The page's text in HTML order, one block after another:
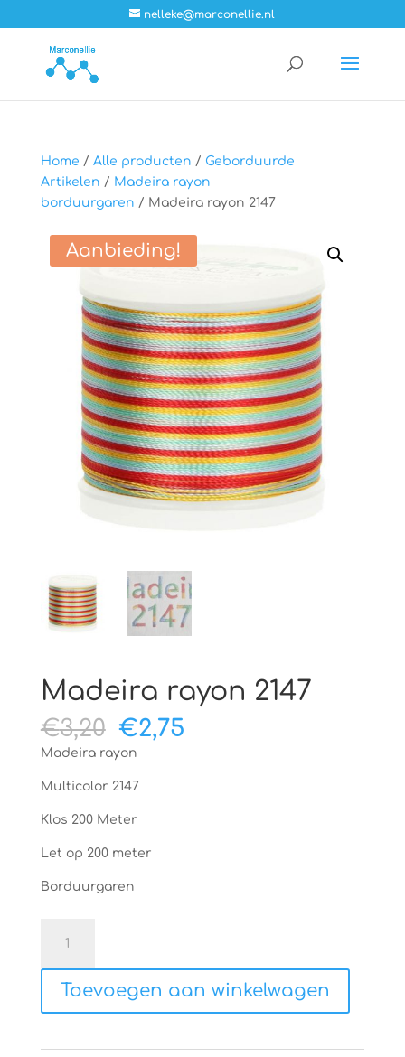
nelleke@marconellie.nl
Home / Alle producten / Geborduurde
Artikelen / Madeira rayon
borduurgaren / Madeira rayon 2147
Aanbieding!
Madeira rayon 2147
€3,20 Oorspronkelijke
prijs
€3,20.
€2,75Huidige
Madeira rayon
Multicolor 2147
Klos 200 Meter
Let op 200 meter
Borduurgaren
rayon
2147
aantal
Toevoegen aan winkelwagen